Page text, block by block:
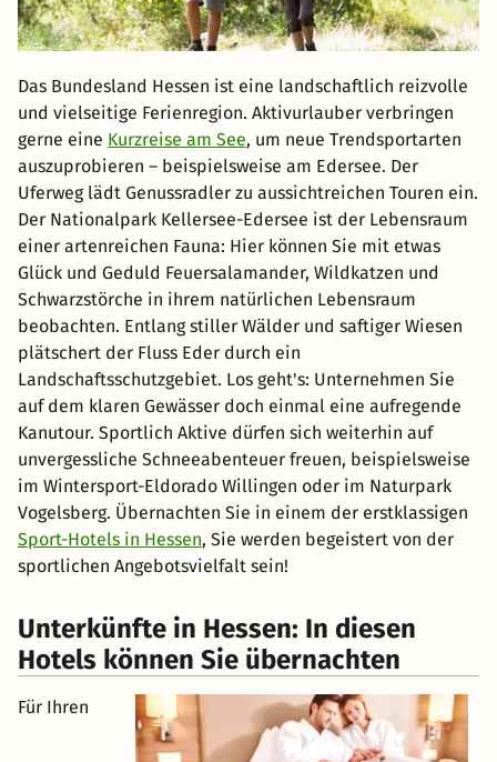
Das Bundesland Hessen ist eine landschaftlich reizvolle
und vielseitige Ferienregion. Aktivurlauber verbringen
gerne eine Kurzreise am See, um neue Trendsportarten
auszuprobieren – beispielsweise am Edersee. Der
Uferweg lädt Genussradler zu aussichtreichen Touren ein.
Der Nationalpark Kellersee-Edersee ist der Lebensraum
einer artenreichen Fauna: Hier können Sie mit etwas
Glück und Geduld Feuersalamander, Wildkatzen und
Schwarzstörche in ihrem natürlichen Lebensraum
beobachten. Entlang stiller Wälder und saftiger Wiesen
plätschert der Fluss Eder durch ein
Landschaftsschutzgebiet. Los geht's: Unternehmen Sie
auf dem klaren Gewässer doch einmal eine aufregende
Kanutour. Sportlich Aktive dürfen sich weiterhin auf
unvergessliche Schneeabenteuer freuen, beispielsweise
im Wintersport-Eldorado Willingen oder im Naturpark
Vogelsberg. Übernachten Sie in einem der erstklassigen
Sport-Hotels in Hessen, Sie werden begeistert von der
sportlichen Angebotsvielfalt sein!
Unterkünfte in Hessen: In diesen
Hotels können Sie übernachten
Für Ihren